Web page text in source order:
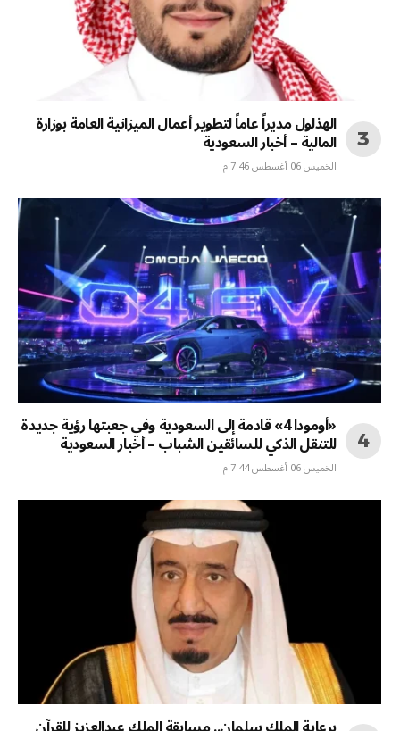
الهذلول مديراً عاماً لتطوير أعمال الميزانية العامة بوزارة
المالية – أخبار السعودية
الخميس 06 أغسطس 7:46 م
«أومودا 4» قادمة إلى السعودية وفي جعبتها رؤية جديدة
للتنقل الذكي للسائقين الشباب – أخبار السعودية
الخميس 06 أغسطس 7:44 م